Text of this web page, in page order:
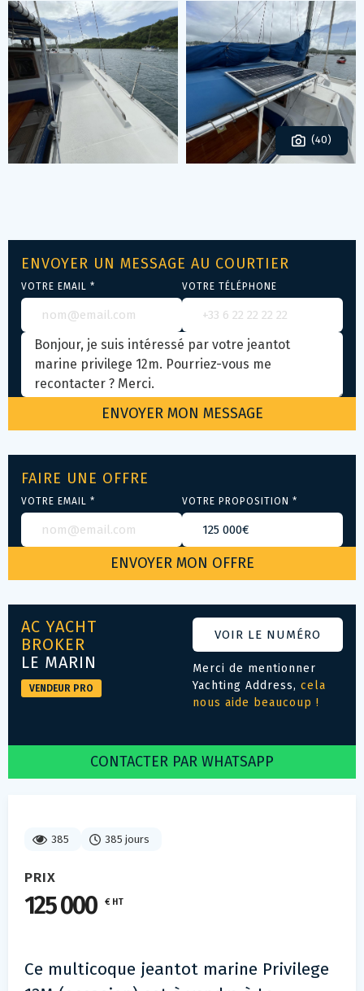
(40)
385 385 jours
PRIX
125 000 € HT
Ce multicoque jeantot marine Privilege
ENVOYER UN MESSAGE AU COURTIER
VOTRE EMAIL * VOTRE TÉLÉPHONE
FAIRE UNE OFFRE
VOTRE EMAIL * VOTRE PROPOSITION *
AC YACHT
BROKER
LE MARIN
VENDEUR PRO
VOIR LE NUMÉRO
Merci de mentionner
Yachting Address, cela
nous aide beaucoup !
CONTACTER PAR WHATSAPP